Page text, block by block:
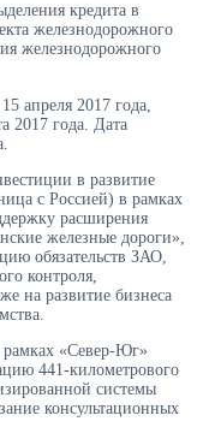
кредита в
железнодорожного
железнодорожного
апреля 2017 года,
2017 года. Дата
в развитие
с Россией) в рамках
расширения
железные дороги»,
обязательств ЗАО,
контроля,
на развитие бизнеса
рамках «Север-Юг»
441-километрового
системы
консультационных